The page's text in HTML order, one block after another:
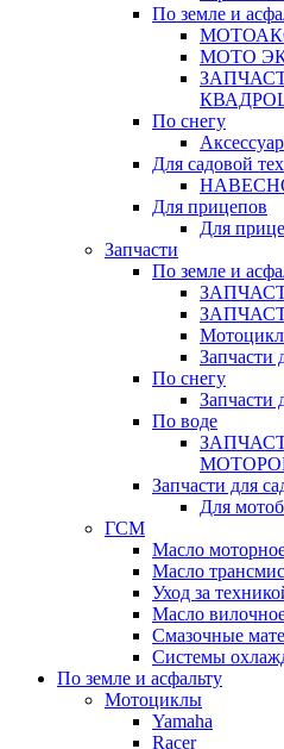
По земле и
МОТО
По снегу
Для садовой
Для прицепов
Для
Запчасти
По земле и
Запчасти
По снегу
Запчасти
По воде
Запчасти для
Для
ГСМ
Масло
Масло
Уход за
Масло
Смазочные
Системы
По земле и асфальту
Мотоциклы
Yamaha
Racer